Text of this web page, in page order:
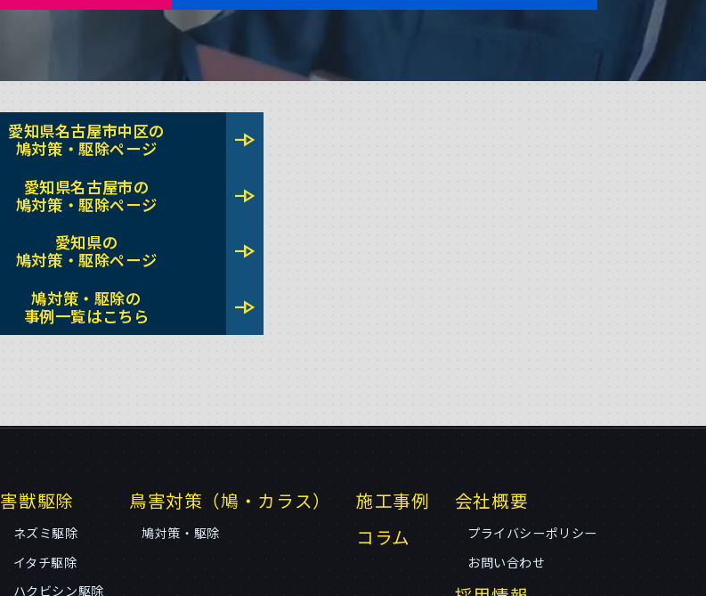
愛知県名古屋市中区の
鳩対策・駆除ページ
line_end_arrow
愛知県名古屋市の
鳩対策・駆除ページ
line_end_arrow
愛知県の
鳩対策・駆除ページ
line_end_arrow
鳩対策・駆除の
事例一覧はこちら
line_end_arrow
害獣駆除
ネズミ駆除
イタチ駆除
ハクビシン駆除
鳥害対策（鳩・カラス）
鳩対策・駆除
施工事例
コラム
会社概要
プライバシーポリシー
お問い合わせ